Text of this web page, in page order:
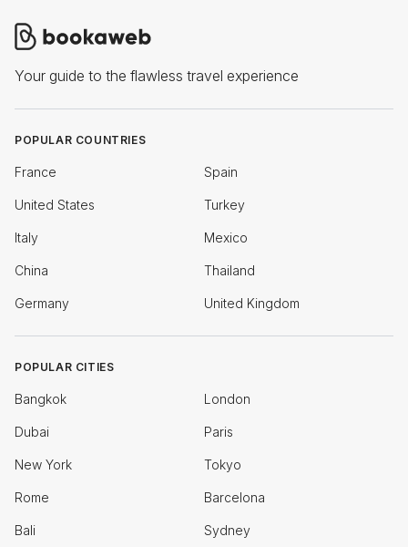
Your guide to the flawless travel experience
POPULAR COUNTRIES
France Spain
United States Turkey
Italy Mexico
China Thailand
Germany United Kingdom
POPULAR CITIES
Bangkok London
Dubai Paris
New York Tokyo
Rome Barcelona
Bali Sydney